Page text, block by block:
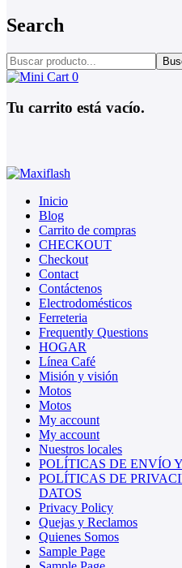
Search
0
Tu carrito está vacío.
Inicio
Blog
Carrito de compras
CHECKOUT
Checkout
Contact
Contáctenos
Electrodomésticos
Ferreteria
Frequently Questions
HOGAR
Línea Café
Misión y visión
Motos
Motos
My account
My account
Nuestros locales
POLÍTICAS DE ENVÍO
POLÍTICAS DE
DATOS
Privacy Policy
Quejas y Reclamos
Quienes Somos
Sample Page